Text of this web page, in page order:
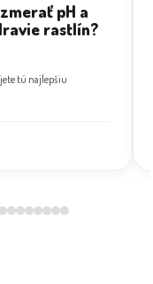
pH a
rastlín?
tú najlepšiu